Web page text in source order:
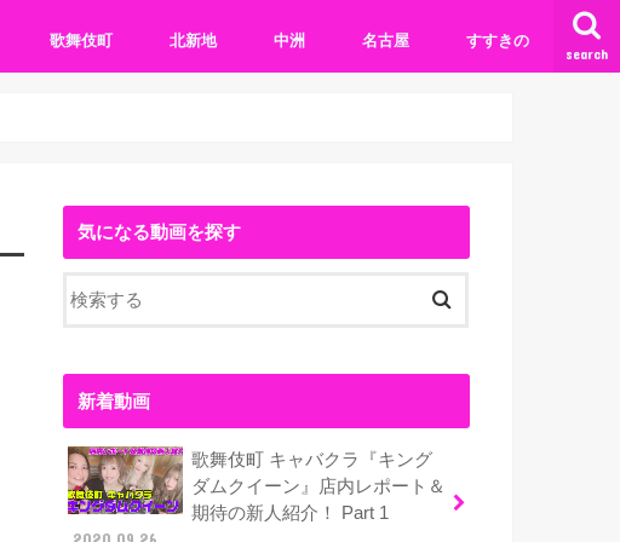
search
歌舞伎町 北新地 中洲 名古屋 すすきの
気になる動画を探す
新着動画
歌舞伎町 キャバクラ『キング
ダムクイーン』店内レポート＆
期待の新人紹介！ Part 1